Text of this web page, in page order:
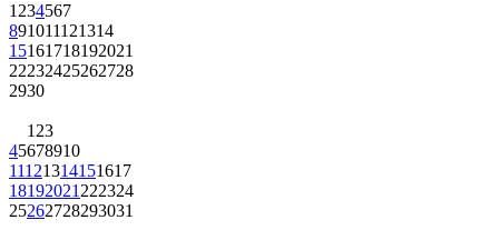
1 234567
891011121314
15161718192021
22232425262728
2930
1 23
45678910
11121314151617
18192021 222324
25262728293031